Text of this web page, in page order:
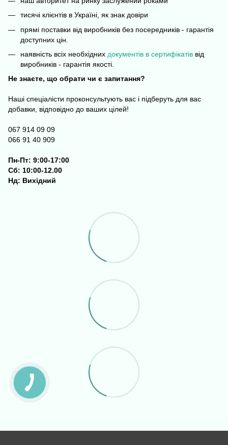
тисячі клієнтів в Україні, як знак довіри
прямі поставки від виробників без посередників - гарантія
доступних цін.
наявність всіх необхідних документів в сертифікатів від
виробників - гарантія якості.
Не знаєте, що обрати чи є запитання?
Наші спеціалісти проконсультують вас і підберуть для вас
добавки, відповідно до ваших цілей!
067 914 09 09
066 91 40 909
Пн-Пт: 9:00-17:00
Сб: 10:00-12.00
Нд: Вихідний